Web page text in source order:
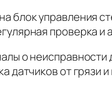
блок управления
проверка и
о
датчиков от